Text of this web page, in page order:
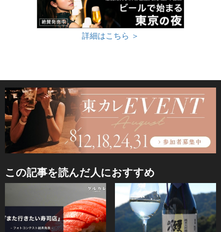
詳細はこちら ＞
この記事を読んだ人におすすめ